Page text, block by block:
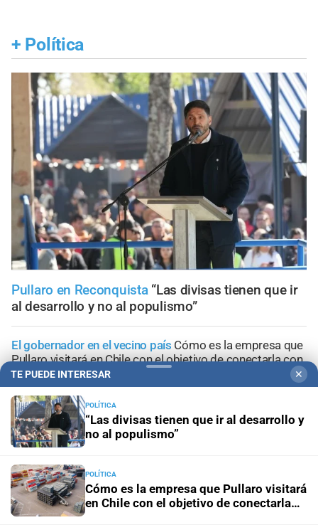
+ Política
Pullaro en Reconquista “Las divisas tienen que ir
al desarrollo y no al populismo”
El gobernador en el vecino país Cómo es la empresa que
Pullaro visitará en Chile con el objetivo de conectarla con
Santa Fe
Rumbo a 2027Se activa Lewandowski
Repercusiones
JusticiaGuiño santafesino a pliegos federales
TE PUEDE INTERESAR ✕
POLÍTICA
“Las divisas tienen que ir al desarrollo y
no al populismo”
POLÍTICA
Cómo es la empresa que Pullaro visitará
en Chile con el objetivo de conectarla